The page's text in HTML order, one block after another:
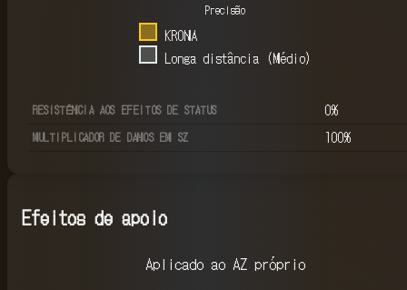
Precisão
KRONA
Longa distância (Médio)
RESISTÊNCIA AOS EFEITOS DE STATUS 0%
MULTIPLICADOR DE DANOS EM SZ 100%
Efeitos de apoio
Aplicado ao AZ próprio